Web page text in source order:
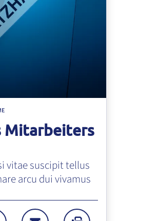
Mitarbeiters
vitae suscipit tellus
arcu dui vivamus